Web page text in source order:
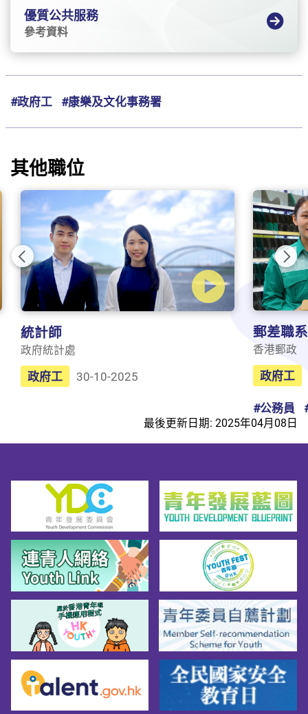
優質公共服務
參考資料
#政府工 #康樂及文化事務署
其他職位
Previous
統計師
政府統計處
政府工 30-10-2025
郵差職系
香港郵政
政府工
#公務員
最後更新日期: 2025年04月08日